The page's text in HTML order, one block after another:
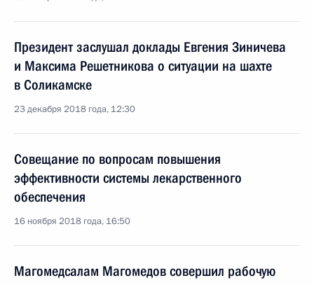
Президент заслушал доклады Евгения Зиничева
и Максима Решетникова о ситуации на шахте
в Соликамске
23 декабря 2018 года, 12:30
Совещание по вопросам повышения
эффективности системы лекарственного
обеспечения
16 ноября 2018 года, 16:50
Магомедсалам Магомедов совершил рабочую